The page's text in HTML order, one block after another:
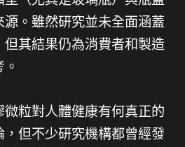
。雖然研究並未全面涵蓋
其結果仍為消費者和製造
粒對人體健康有何真正的
但不少研究機構都曾經發